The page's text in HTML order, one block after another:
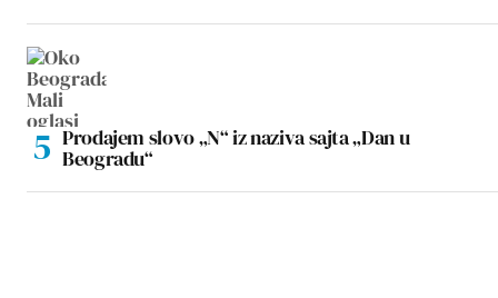
Prodajem slovo „N“ iz naziva sajta „Dan u
Beogradu“